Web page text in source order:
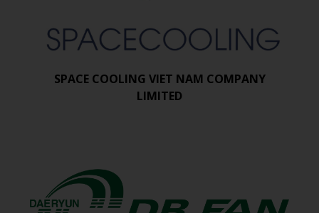
SPACE COOLING VIET NAM COMPANY
LIMITED